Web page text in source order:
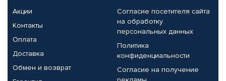
Акции
Контакты
Оплата
Доставка
Обмен и возврат
Согласие посетителя сайта
на обработку
персональных данных
Политика
конфиденциальности
Согласие на получение